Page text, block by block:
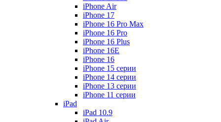
iPhone Air
iPhone 17
iPhone 16 Pro Max
iPhone 16 Pro
iPhone 16 Plus
iPhone 16E
iPhone 16
iPhone 15 серии
iPhone 14 серии
iPhone 13 серии
iPhone 11 серии
iPad
iPad 10.9